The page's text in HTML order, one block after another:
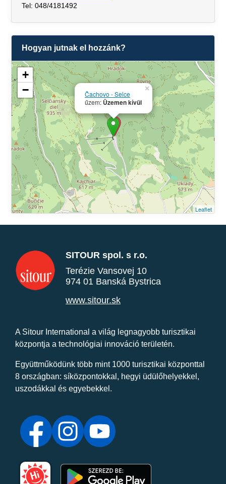
Tel: 048/4181492
Hogyan jutnak el hozzánk?
Čachovo - Selce
űzem: Üzemen kívül
×
+
−
Leaflet
SITOUR spol. s r.o.
Terézie Vansovej 10
974 01 Banská Bystrica
www.sitour.sk
A Sitour International a világ legnagyobb turisztikai
központja a technológiai innováció területén.
Együttműködünk több mint 1000 turisztikai központtal
8 országban: síközpontokkal, hegyi üdülőhelyekkel,
uszodákkal és egyebekkel.